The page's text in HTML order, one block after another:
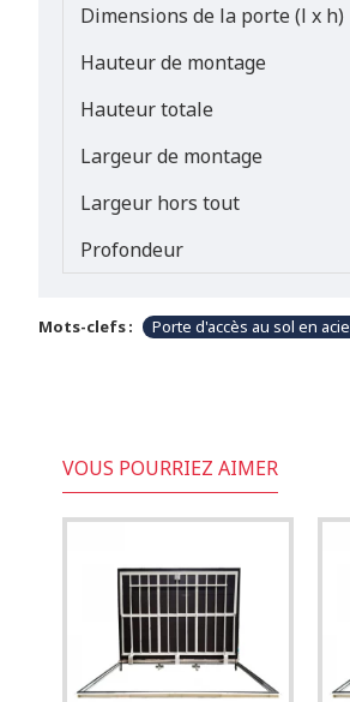
Dimensions de la porte (l x h)
Hauteur de montage
Hauteur totale
Largeur de montage
Largeur hors tout
Profondeur
Mots-clefs : Porte d'accès au sol en
VOUS POURRIEZ AIMER